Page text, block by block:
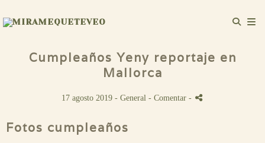
Cumpleaños Yeny reportaje en
Mallorca
17 agosto 2019 - General - Comentar -
Fotos cumpleaños